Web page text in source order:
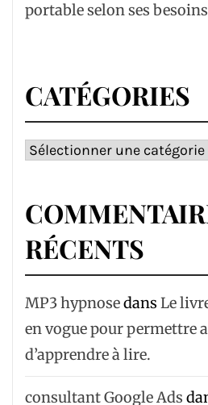
portable selon ses
CATÉGORIES
Catégories
RÉCENTS
MP3 hypnosedans Le
en vogue pour permettre
d’apprendre à lire.
consultant Google Ads